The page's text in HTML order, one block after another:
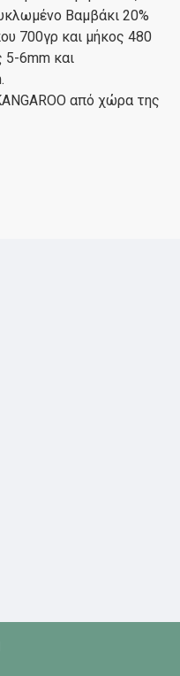
Βαμβάκι 20%
700γρ και μήκος 480
5-6mm και
από χώρα της